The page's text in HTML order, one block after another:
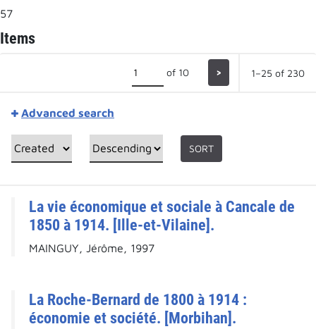
57
Items
of 10 > 1–25 of 230
Advanced search
SORT
La vie économique et sociale à Cancale de
1850 à 1914. [Ille-et-Vilaine].
MAINGUY, Jérôme, 1997
La Roche-Bernard de 1800 à 1914 :
économie et société. [Morbihan].